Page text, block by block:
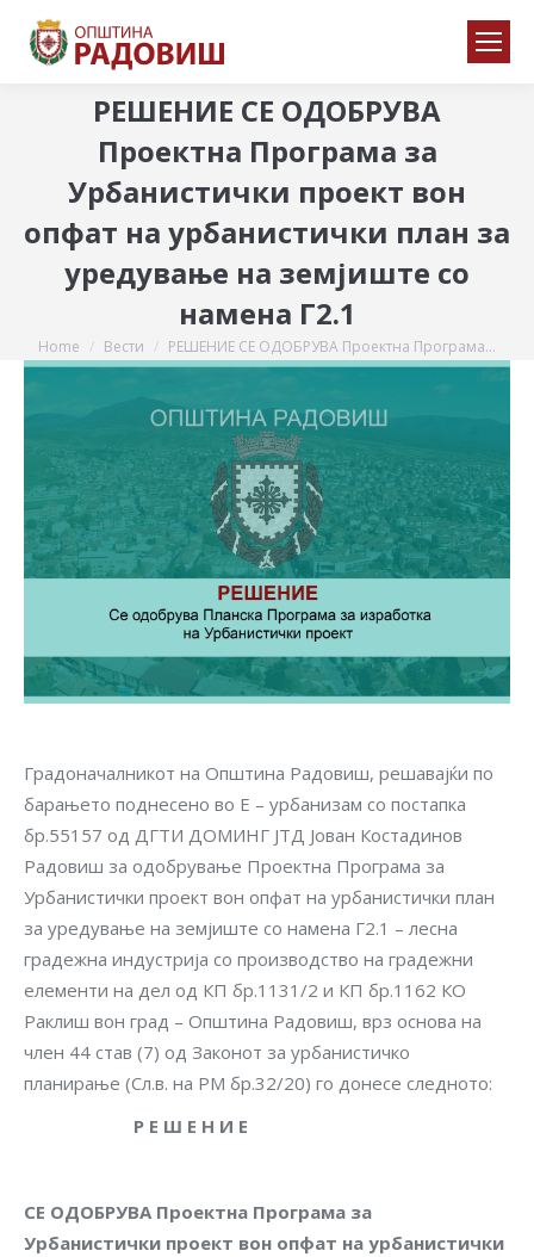
РЕШЕНИЕ СЕ ОДОБРУВА
Проектна Програма за
Урбанистички проект вон
опфат на урбанистички план за
уредување на земјиште со
намена Г2.1
You are here:
Home Вести РЕШЕНИЕ СЕ ОДОБРУВА Проектна Програма…
Градоначалникот на Општина Радовиш, решавајќи по
барањето поднесено во E – урбанизам со постапка
бр.55157 од ДГТИ ДОМИНГ ЈТД Јован Костадинов
Радовиш за одобрување Проектна Програма за
Урбанистички проект вон опфат на урбанистички план
за уредување на земјиште со намена Г2.1 – лесна
градежна индустрија со производство на градежни
елементи на дел од КП бр.1131/2 и КП бр.1162 КО
Раклиш вон град – Општина Радовиш, врз основа на
член 44 став (7) од Законот за урбанистичко
планирање (Сл.в. на РМ бр.32/20) го донесе следното:
Р Е Ш Е Н И Е
СЕ ОДОБРУВА Проектна Програма за
Урбанистички проект вон опфат на урбанистички